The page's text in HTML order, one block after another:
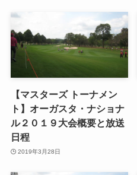
【マスターズ トーナメン
ト】オーガスタ・ナショナ
ル２０１９大会概要と放送
日程
2019年3月28日